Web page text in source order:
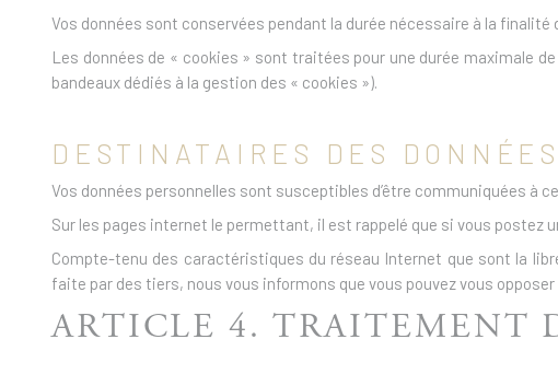
Vos données sont conservées pendant la durée nécessaire à la finalité
Les données de « cookies » sont traitées pour une durée maximale
bandeaux dédiés à la gestion des « cookies »).
DESTINATAIRES DES DONNÉES
Vos données personnelles sont susceptibles d’être communiquées à
Sur les pages internet le permettant, il est rappelé que si vous
Compte-tenu des caractéristiques du réseau Internet que sont la
faite par des tiers, nous vous informons que vous pouvez vous
ARTICLE 4. TRAITEMENT